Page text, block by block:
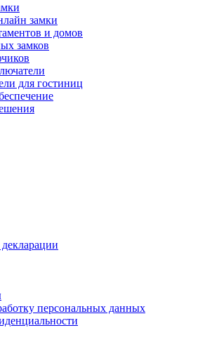
замки
и домов
замков
для гостиниц
персональных данных